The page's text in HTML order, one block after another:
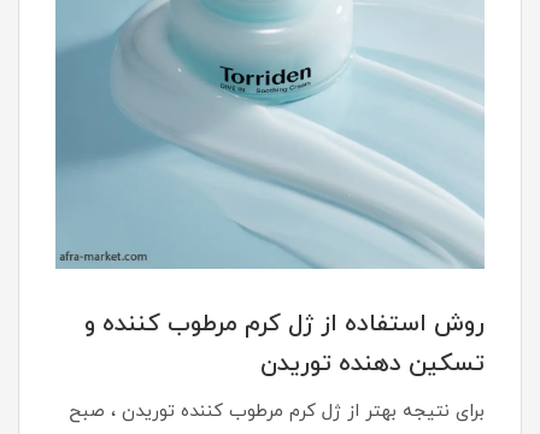
روش استفاده از ژل کرم مرطوب کننده و
تسکین دهنده توریدن
برای نتیجه بهتر از ژل کرم مرطوب کننده توریدن ، صبح